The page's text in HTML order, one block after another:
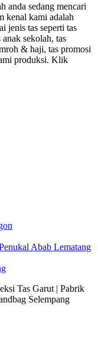
anda sedang mencari
kenal kami adalah
jenis tas seperti tas
anak sekolah, tas
& haji, tas promosi
produksi. Klik
Abab Lematang
Tas Garut | Pabrik
Selempang